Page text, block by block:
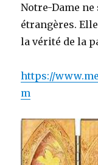
Notre-Dame
étrangères.
la vérité de la
https://
m